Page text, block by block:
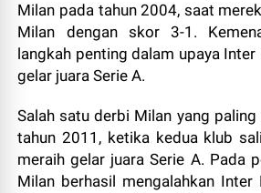
Milan pada tahun 2004, saat
Milan dengan skor 3-1.
langkah penting dalam upaya
gelar juara Serie A.
Salah satu derbi Milan yang
tahun 2011, ketika kedua klub
meraih gelar juara Serie A. Pada
Milan berhasil mengalahkan